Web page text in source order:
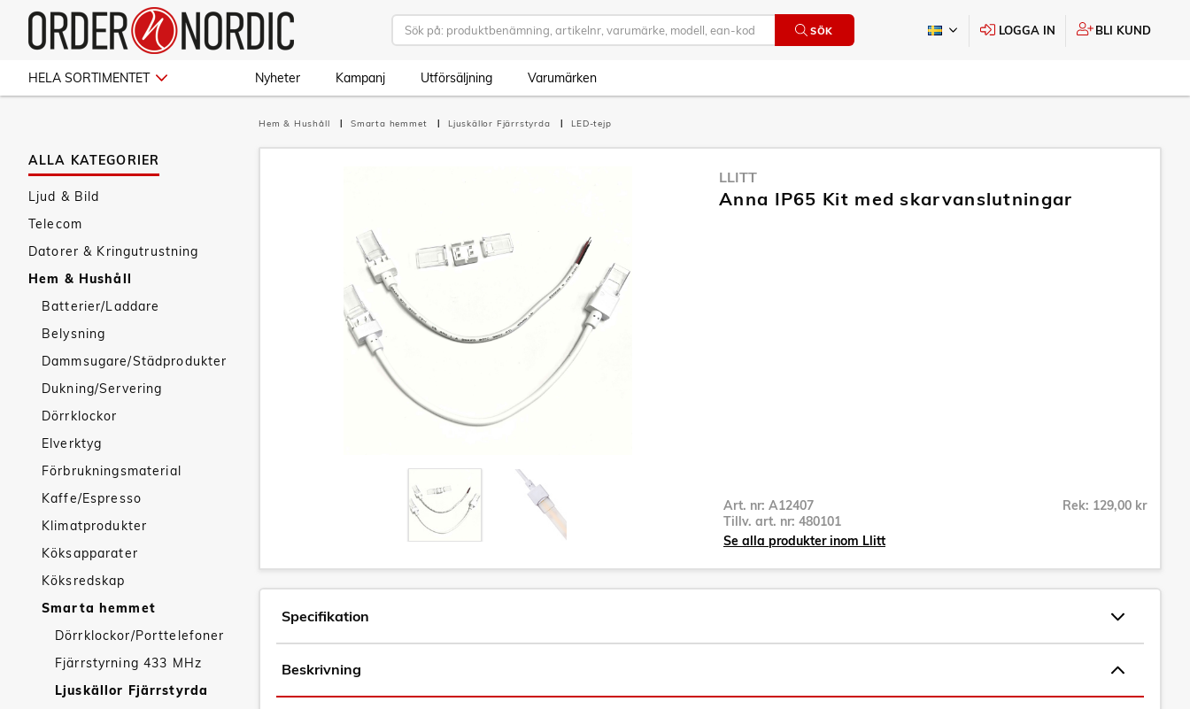
SÖK LOGGA IN BLI KUND
HELA SORTIMENTET Nyheter Kampanj Utförsäljning Varumärken
ALLA KATEGORIER
Ljud & Bild
Telecom
Datorer & Kringutrustning
Hem & Hushåll
Batterier/Laddare
Belysning
Dammsugare/Städprodukter
Dukning/Servering
Dörrklockor
Elverktyg
Förbrukningsmaterial
Kaffe/Espresso
Klimatprodukter
Köksapparater
Köksredskap
Smarta hemmet
Dörrklockor/Porttelefoner
Fjärrstyrning 433 MHz
Ljuskällor Fjärrstyrda
Hem & Hushåll Smarta hemmet Ljuskällor Fjärrstyrda LED-tejp
LLITT
Anna IP65 Kit med skarvanslutningar
Art. nr: A12407
Tillv. art. nr: 480101
Rek: 129,00 kr
Se alla produkter inom Llitt
Specifikation
Beskrivning